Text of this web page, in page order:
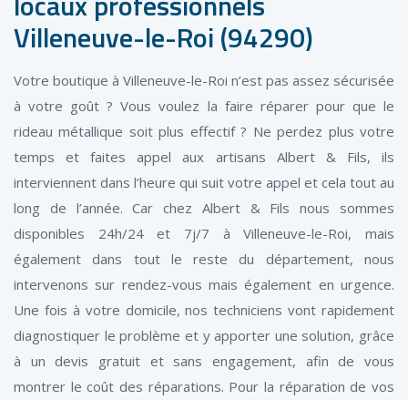
Villeneuve-le-Roi (94290)
Votre boutique à Villeneuve-le-Roi n’est pas assez sécurisée
à votre goût ? Vous voulez la faire réparer pour que le
rideau métallique soit plus effectif ? Ne perdez plus votre
temps et faites appel aux artisans Albert & Fils, ils
interviennent dans l’heure qui suit votre appel et cela tout au
long de l’année. Car chez Albert & Fils nous sommes
disponibles 24h/24 et 7j/7 à Villeneuve-le-Roi, mais
également dans tout le reste du département, nous
intervenons sur rendez-vous mais également en urgence.
Une fois à votre domicile, nos techniciens vont rapidement
diagnostiquer le problème et y apporter une solution, grâce
à un devis gratuit et sans engagement, afin de vous
montrer le coût des réparations. Pour la réparation de vos